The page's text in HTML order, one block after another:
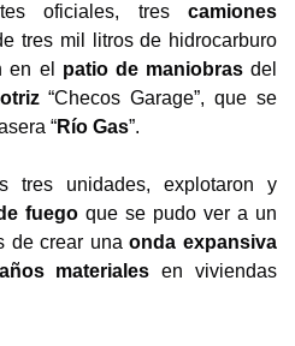
oficiales, tres camiones
tres mil litros de hidrocarburo
en el patio de maniobrasdel
“Checos Garage”, que se
“Río Gas”.
tres unidades, explotaron y
fuego que se pudo ver a un
de crear unaonda expansiva
materiales en viviendas